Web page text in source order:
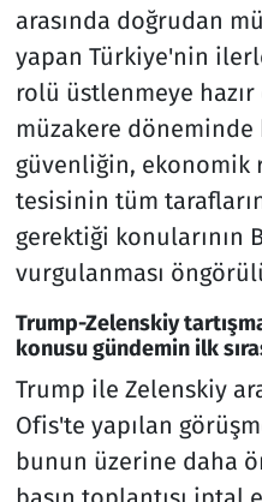
arasında doğrudan
yapan Türkiye'nin
rolü üstlenmeye
müzakere döneminde
güvenliğin, ekonomik
tesisinin tüm
gerektiği konularının
vurgulanması
Trump-Zelenskiy
konusu gündemin ilk
Trump ile Zelenskiy
Ofis'te yapılan
bunun üzerine daha